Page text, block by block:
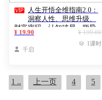
 人生开悟全维指南2.0：
洞察人性、思维升级、
财富密码，认知破局，指导
个人价值提升百万
¥ 199.00
¥ 19.90
 千启
 1课时
1 .. 上一页 4 5